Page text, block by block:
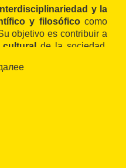
y la
y filosóficocomo
objetivo es contribuir a
de la sociedad,
el estudio riguroso